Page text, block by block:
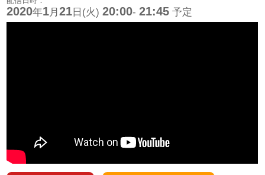
ストア
2020年1月21 日(火)20:00-21:45 予定